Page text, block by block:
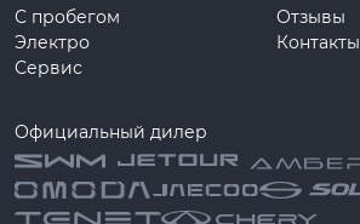
С пробегом
Электро
Сервис
Отзывы
Контакты
Официальный дилер